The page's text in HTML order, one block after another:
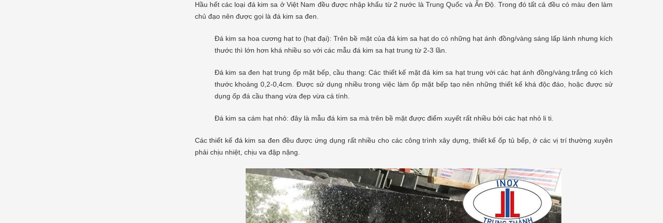
Hầu hết các loại đá kim sa ở Việt Nam đều được nhập khẩu từ 2 nước là Trung Quốc và Ấn Độ. Trong đó tất cả đều có màu đen làm
chủ đạo nên được gọi là đá kim sa đen.
Đá kim sa hoa cương hạt to (hạt đại): Trên bề mặt của đá kim sa hạt do có những hạt ánh đồng/vàng sáng lấp lánh nhưng kích
thước thì lớn hơn khá nhiều so với các mẫu đá kim sa hạt trung từ 2-3 lần.
Đá kim sa đen hạt trung ốp mặt bếp, cầu thang: Các thiết kế mặt đá kim sa hạt trung với các hạt ánh đồng/vàng.trắng có kích
thước khoảng 0,2-0,4cm. Được sử dụng nhiều trong việc làm ốp mặt bếp tạo nên những thiết kế khá độc đáo, hoặc được sử
dụng ốp đá cầu thang vừa đẹp vừa cá tính.
Đá kim sa cám hạt nhỏ: đây là mẫu đá kim sa mà trên bề mặt được điểm xuyết rất nhiều bởi các hạt nhỏ li ti.
Các thiết kế đá kim sa đen đều được ứng dụng rất nhiều cho các công trình xây dựng, thiết kế ốp tủ bếp, ở các vị trí thường xuyên
phải chịu nhiệt, chịu va đập nặng.